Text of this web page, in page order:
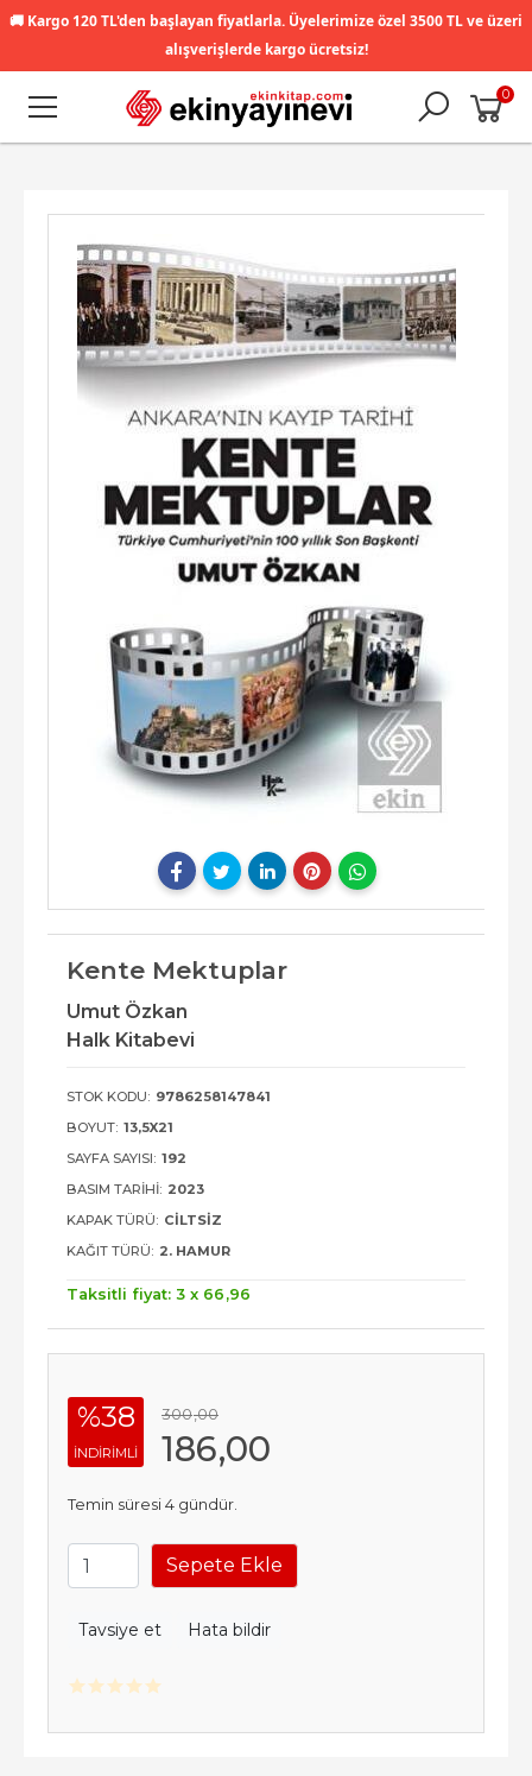
🚚 Kargo 120 TL'den başlayan fiyatlarla. Üyelerimize özel 3500 TL ve üzeri
alışverişlerde kargo ücretsiz!
0
Kente Mektuplar
Umut Özkan
Halk Kitabevi
STOK KODU: 9786258147841
BOYUT: 13,5X21
SAYFA SAYISI: 192
BASIM TARIHI: 2023
KAPAK TÜRÜ: CILTSIZ
KAĞIT TÜRÜ: 2. HAMUR
Taksitli fiyat: 3 x 66 ,96
%38
INDIRIMLI
300,00
186,00
Temin süresi 4 gündür.
Sepete Ekle
Tavsiye et Hata bildir